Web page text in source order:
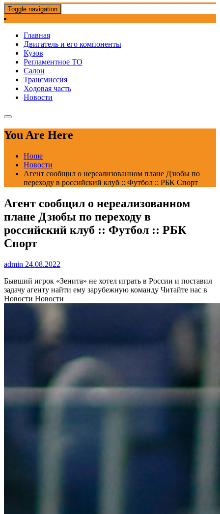
Toggle navigation
Главная
Двигатель и его компоненты
Кузов
Регламентное ТО
Салон
Трансмиссия
Ходовая часть
Новости
You Are Here
Home
Новости
Агент сообщил о нереализованном плане Дзюбы по
переходу в российский клуб :: Футбол :: РБК Спорт
Агент сообщил о нереализованном
плане Дзюбы по переходу в
российский клуб :: Футбол :: РБК
Спорт
admin 24.08.2022
Бывший игрок «Зенита» не хотел играть в России и поставил
задачу агенту найти ему зарубежную команду Читайте нас в
Новости Новости